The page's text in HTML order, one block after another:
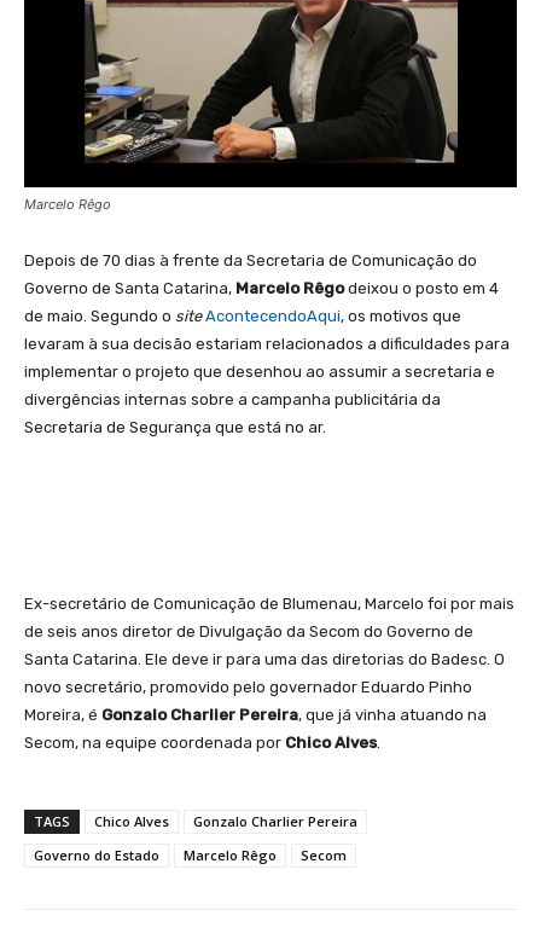
Marcelo Rêgo
Depois de 70 dias à frente da Secretaria de Comunicação do
Governo de Santa Catarina, Marcelo Rêgodeixou o posto em 4
de maio. Segundo o site AcontecendoAqui, os motivos que
levaram à sua decisão estariam relacionados a dificuldades para
implementar o projeto que desenhou ao assumir a secretaria e
divergências internas sobre a campanha publicitária da
Secretaria de Segurança que está no ar.
Ex-secretário de Comunicação de Blumenau, Marcelo foi por mais
de seis anos diretor de Divulgação da Secom do Governo de
Santa Catarina. Ele deve ir para uma das diretorias do Badesc. O
novo secretário, promovido pelo governador Eduardo Pinho
Moreira, é Gonzalo Charlier Pereira, que já vinha atuando na
Secom, na equipe coordenada por Chico Alves.
TAGS Chico Alves
Gonzalo Charlier Pereira
Governo do Estado
Marcelo Rêgo Secom